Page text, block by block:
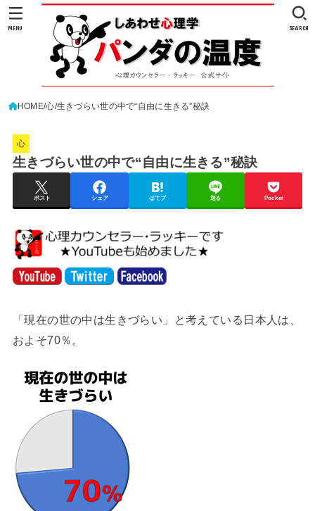
SEARCH
MENU
HOME 心 生きづらい世の中で“自由に生きる”秘訣
心
生きづらい世の中で“自由に生きる”秘訣
ポスト シェア はてブ 送る Pocket
「現在の世の中は生きづらい」と考えている日本人は、
およそ70％。